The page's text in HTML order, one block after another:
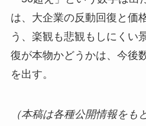
は、大企業の反動回復と価
う、楽観も悲観もしにくい
復が本物かどうかは、今後
を出す。
（本稿は各種公開情報をも